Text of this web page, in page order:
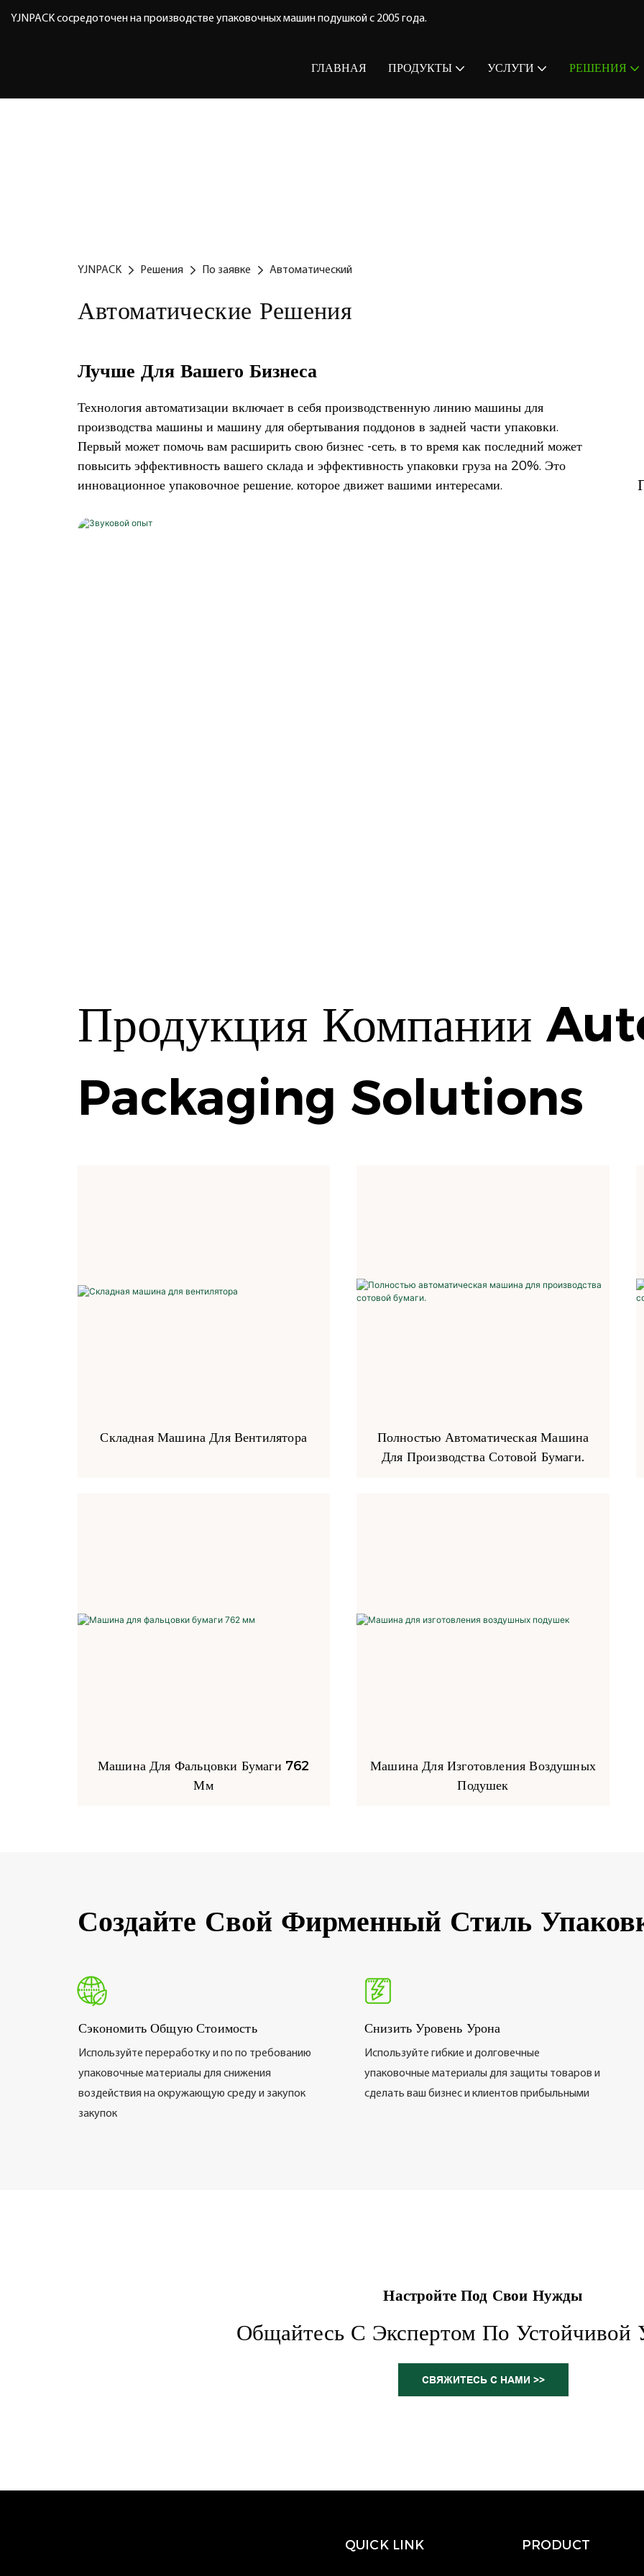
YJNPACK сосредоточен на производстве упаковочных машин подушкой с 2005 года.
ГЛАВНАЯ ПРОДУКТЫ УСЛУГИ РЕШЕНИЯ
YJNPACK Решения По заявке Автоматический
Автоматические Решения
Лучше Для Вашего Бизнеса
Технология автоматизации включает в себя производственную линию машины для
производства машины и машину для обертывания поддонов в задней части упаковки.
Первый может помочь вам расширить свою бизнес -сеть, в то время как последний может
повысить эффективность вашего склада и эффективность упаковки груза на 20%. Это
инновационное упаковочное решение, которое движет вашими интересами.
Продукция Компании
Packaging Solutions
Складная Машина Для Вентилятора
Полностью Автоматическая Машина
Для Производства Сотовой Бумаги.
Машина Для Фальцовки Бумаги 762
Мм
Машина Для Изготовления Воздушных
Подушек
Создайте Свой Фирменный Стиль
Сэкономить Общую Стоимость
Используйте переработку и по по требованию
упаковочные материалы для снижения
воздействия на окружающую среду и закупок
закупок
Снизить Уровень Урона
Используйте гибкие и долговечные
упаковочные материалы для защиты товаров и
сделать ваш бизнес и клиентов прибыльными
Настройте Под Свои Нужды
Общайтесь С Экспертом По Устойчивой
СВЯЖИТЕСЬ С НАМИ >>
QUICK LINK PRODUCT